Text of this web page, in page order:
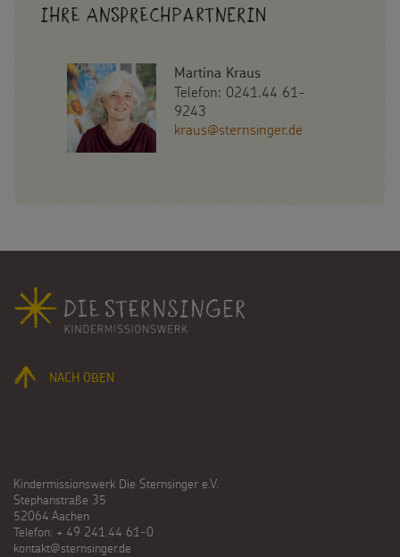
Ihre Ansprechpartnerin
Martina Kraus
Telefon: 0241.44 61-
9243
kraus@sternsinger.de
Fußbereich
NACH OBEN
Kindermissionswerk Die Sternsinger e.V.
Stephanstraße 35
52064 Aachen
Telefon: + 49 241.44 61-0
kontakt@sternsinger.de